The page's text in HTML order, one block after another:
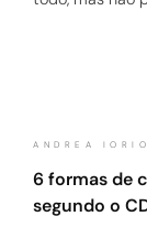
ANDREA
6 formas de
segundo o